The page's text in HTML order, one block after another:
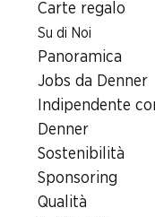
Carte regalo
Su di Noi
Panoramica
Jobs da Denner
Indipendente
Denner
Sostenibilità
Sponsoring
Qualità
Prelievo di contanti con